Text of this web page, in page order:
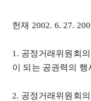
헌재 2002. 6. 27.
1. 공정거래위원회
이 되는 공권력의
2. 공정거래위원회